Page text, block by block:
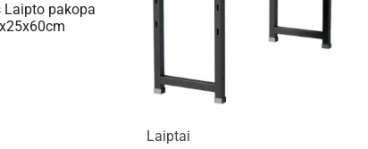
Laipto pakopa
Laiptai